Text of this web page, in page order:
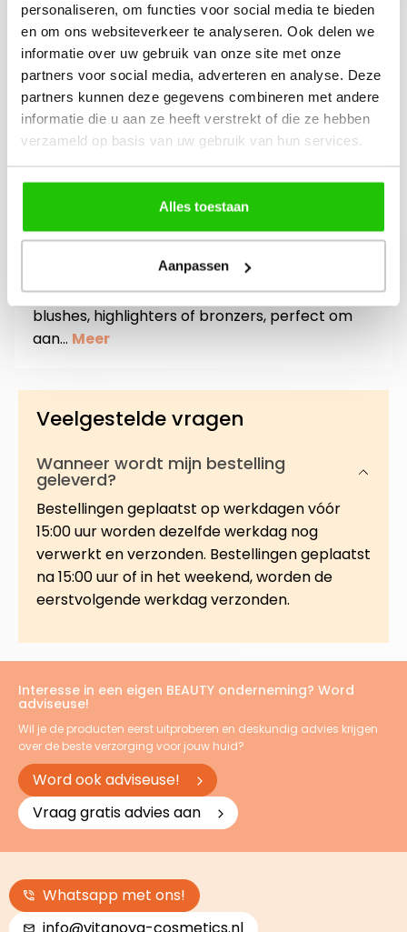
personaliseren, om functies voor social media te bieden
en om ons websiteverkeer te analyseren. Ook delen we
informatie over uw gebruik van onze site met onze
partners voor social media, adverteren en analyse. Deze
partners kunnen deze gegevens combineren met andere
informatie die u aan ze heeft verstrekt of die ze hebben
verzameld op basis van uw gebruik van hun services.
Alles toestaan
Aanpassen
Bouw je eigen
beauty community!
Advies nodig of een
gratis workshop
boeken? Neem
contact op met
jouw adviseuse of
mail ons!
Beschrijving
Het volledig aanpasbare magnetische palet
heeft plaats voor maximaal drie
blushes, highlighters of bronzers, perfect om
aan… Meer
Veelgestelde vragen
Wanneer wordt mijn bestelling
geleverd?
Bestellingen geplaatst op werkdagen vóór
15:00 uur worden dezelfde werkdag nog
verwerkt en verzonden. Bestellingen geplaatst
na 15:00 uur of in het weekend, worden de
eerstvolgende werkdag verzonden.
Interesse in een eigen BEAUTY onderneming? Word
adviseuse!
Wil je de producten eerst uitproberen en deskundig advies krijgen
over de beste verzorging voor jouw huid?
Word ook adviseuse!
Vraag gratis advies aan
Whatsapp met ons!